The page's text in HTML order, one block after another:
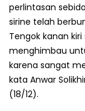
perlintasan
sirine telah
Tengok kanan
menghimbau
karena sangat
kata Anwar
(18/12).